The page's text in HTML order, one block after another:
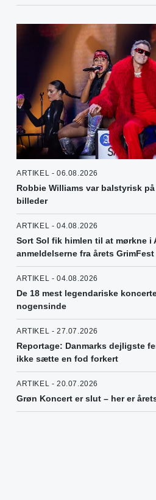
ARTIKEL - 06.08.2026
Robbie Williams var balstyrisk
billeder
ARTIKEL - 04.08.2026
Sort Sol fik himlen til at mørkne i
anmeldelserne fra årets GrimFest
ARTIKEL - 04.08.2026
De 18 mest legendariske
nogensinde
ARTIKEL - 27.07.2026
Reportage: Danmarks dejligste
ikke sætte en fod forkert
ARTIKEL - 20.07.2026
Grøn Koncert er slut – her er